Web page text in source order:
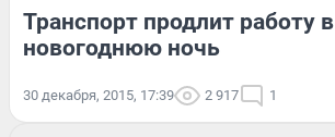
Транспорт продлит работу в
новогоднюю ночь
30 декабря, 2015, 17:39 2 917 1